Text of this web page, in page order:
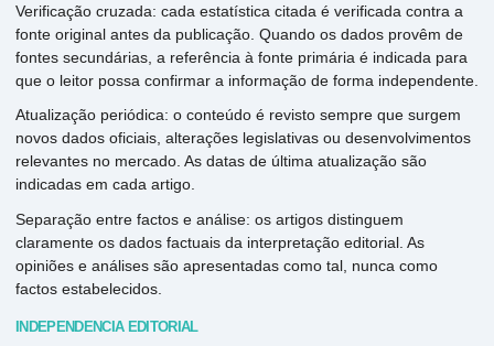
Verificação cruzada: cada estatística citada é verificada contra a
fonte original antes da publicação. Quando os dados provêm de
fontes secundárias, a referência à fonte primária é indicada para
que o leitor possa confirmar a informação de forma independente.
Atualização periódica: o conteúdo é revisto sempre que surgem
novos dados oficiais, alterações legislativas ou desenvolvimentos
relevantes no mercado. As datas de última atualização são
indicadas em cada artigo.
Separação entre factos e análise: os artigos distinguem
claramente os dados factuais da interpretação editorial. As
opiniões e análises são apresentadas como tal, nunca como
factos estabelecidos.
INDEPENDÊNCIA EDITORIAL